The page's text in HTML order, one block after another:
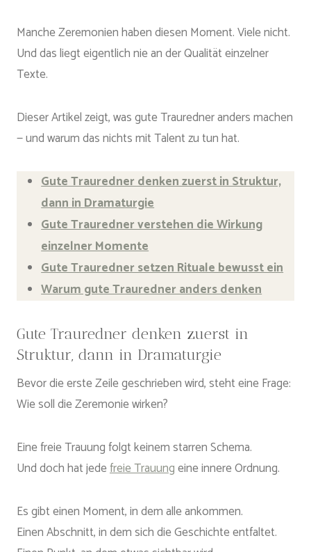
Manche Zeremonien haben diesen Moment. Viele nicht.
Und das liegt eigentlich nie an der Qualität einzelner
Texte.
Dieser Artikel zeigt, was gute Trauredner anders machen
— und warum das nichts mit Talent zu tun hat.
Gute Trauredner denken zuerst in Struktur,
dann in Dramaturgie
Gute Trauredner verstehen die Wirkung
einzelner Momente
Gute Trauredner setzen Rituale bewusst ein
Warum gute Trauredner anders denken
Gute Trauredner denken zuerst in
Struktur, dann in Dramaturgie
Bevor die erste Zeile geschrieben wird, steht eine Frage:
Wie soll die Zeremonie wirken?
Eine freie Trauung folgt keinem starren Schema.
Und doch hat jedefreie Trauungeine innere Ordnung.
Es gibt einen Moment, in dem alle ankommen.
Einen Abschnitt, in dem sich die Geschichte entfaltet.